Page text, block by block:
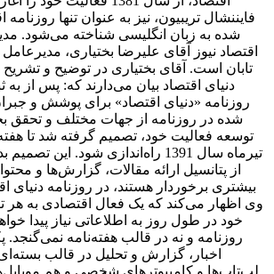
فایننشال تریبیون، نیز به عنوان تنها
شده به زبان انگلیسی شناخته می‌شود.
اقتصاد نیوز آقای علیرضا بختیاری،
تابان است. آقای بختیاری در توضیح و
دنیای اقتصاد بیان می‌دارند که: پس از
روزنامه «دنیای اقتصاد» برای پوشش و
شده در روزنامه از جهات مختلف و تحقق
توسعه فعالیت خود، تصمیم گرفته شد تا
تیرماه سال 1391 راه‌اندازی شود.
از پتانسیل ارائه مقالات، گزارش‌ها و
بیشتری برخوردار هستند، در روزنامه
وی اظهار می‌کند که یک فعال اقتصادی به هر
خود در طول روز به اطلاعاتی نیاز پیدا
روزنامه و نه در قالب هفته‌نامه
اخبار، گزارش و تحلیل در قالب